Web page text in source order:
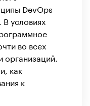
DevOps
условиях
во всех
организаций.
как
к